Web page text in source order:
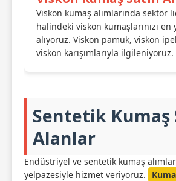
Viskon kumaş alımlarında sektör
halindeki viskon kumaşlarınızı en
alıyoruz. Viskon pamuk, viskon
viskon karışımlarıyla ilgileniyoruz.
Sentetik Kumaş
Alanlar
Endüstriyel ve sentetik kumaş
yelpazesiyle hizmet veriyoruz.